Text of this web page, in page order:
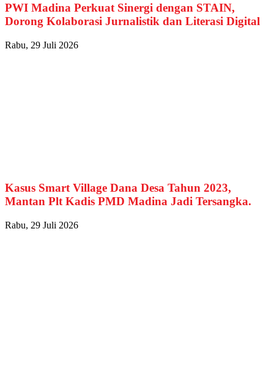
PWI Madina Perkuat Sinergi dengan STAIN,
Dorong Kolaborasi Jurnalistik dan Literasi Digital
Rabu, 29 Juli 2026
Kasus Smart Village Dana Desa Tahun 2023,
Mantan Plt Kadis PMD Madina Jadi Tersangka.
Rabu, 29 Juli 2026